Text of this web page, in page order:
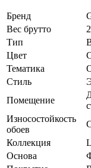
Бренд
Вес брутто
Тип
Цвет
Тематика
Стиль
Помещение
Износостойкость
обоев
Коллекция
Основа